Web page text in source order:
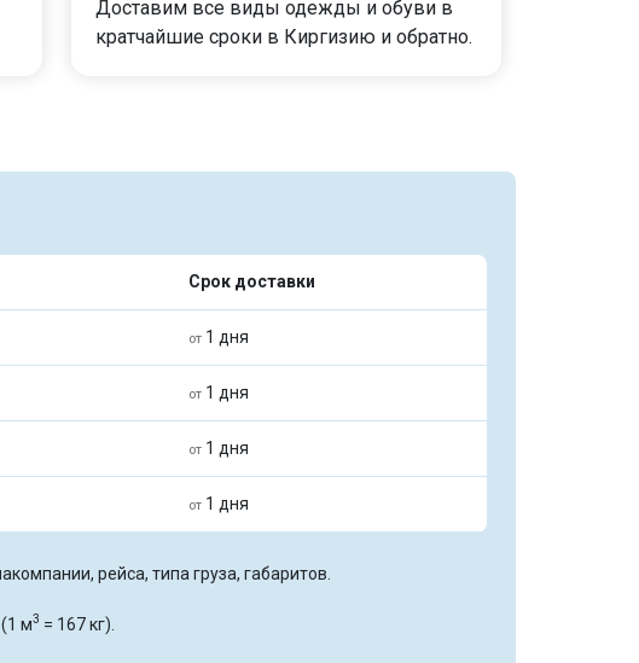
Доставим все виды одежды и обуви в
кратчайшие сроки в Киргизию и обратно.
Срок доставки
от 1 дня
от 1 дня
от 1 дня
от 1 дня
рейса, типа груза, габаритов.
м3 = 167 кг).